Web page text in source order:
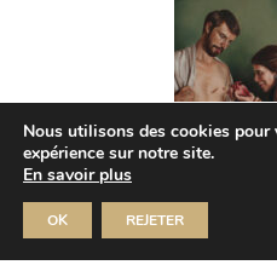
Nous utilisons des cookies
expérience sur notre site.
En savoir plus
OK REJETER